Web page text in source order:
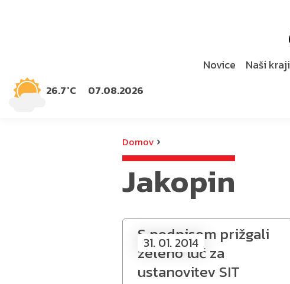
26.7°C 07.08.2026
Novice Naši kraji
Domov ›
Jakopin
31. 01. 2014
S podpisom prižgali
zeleno luč za
ustanovitev SIT